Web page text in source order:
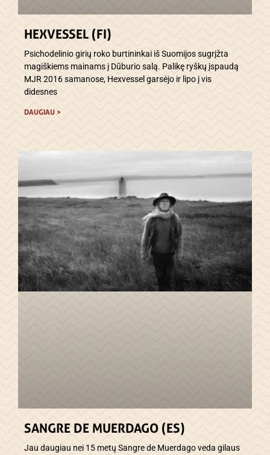
HEXVESSEL (FI)
Psichodelinio girių roko burtininkai iš Suomijos sugrįžta
magiškiems mainams į Dūburio salą. Palikę ryškų įspaudą
MJR 2016 samanose, Hexvessel garsėjo ir lipo į vis
didesnes
DAUGIAU >
SANGRE DE MUERDAGO (ES)
Jau daugiau nei 15 metų Sangre de Muerdago veda gilaus